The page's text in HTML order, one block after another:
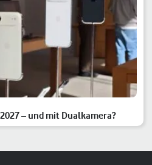
– und mit Dualkamera?